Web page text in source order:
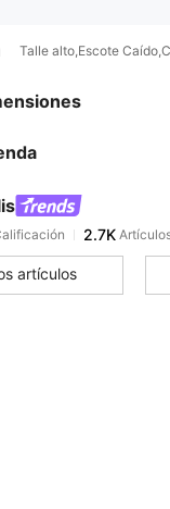
Talle alto,Escote
pagó Hace 1 día
artículos